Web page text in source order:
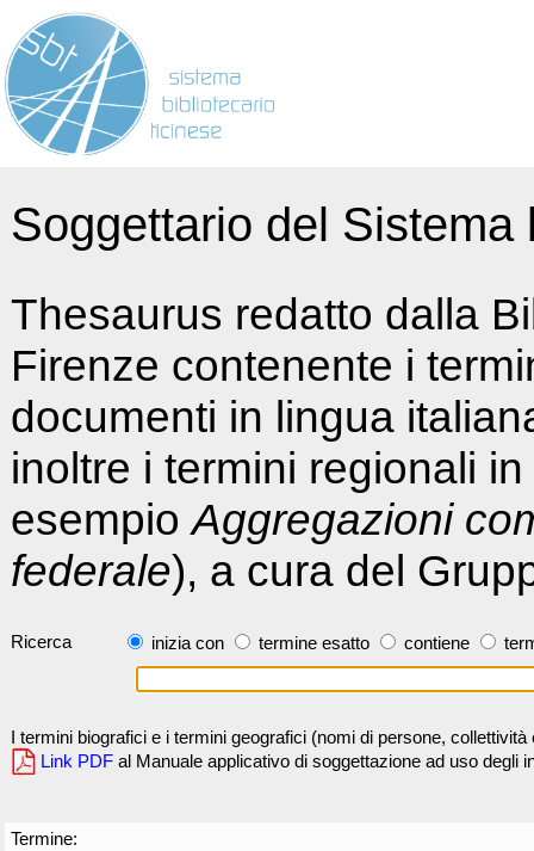
Soggettario del
Thesaurus redatto dalla
Firenze contenente i
documenti in lingua
inoltre i termini regionali
esempioAggregazioni
federale), a cura del
Ricerca inizia con termine esatto contiene
I termini biografici e i termini geografici (nomi di persone,
Link PDF al Manuale applicativo di soggettazione ad uso degli
Termine: